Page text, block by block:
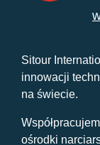
Sitour
innowacji
na świecie.
ośrodki